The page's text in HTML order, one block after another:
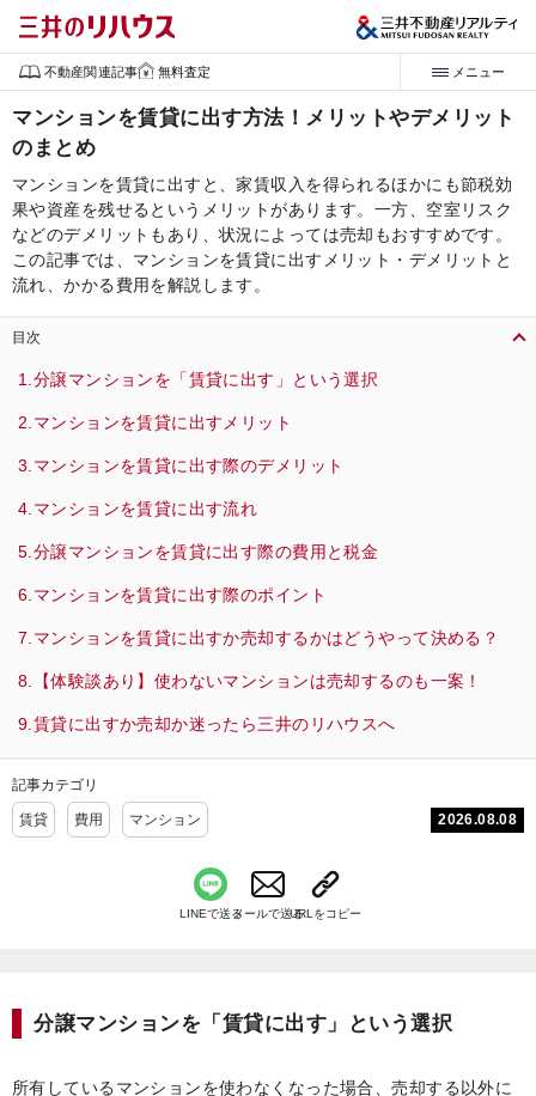
不動産関連記事 無料査定 メニュー
マンションを賃貸に出す方法！メリットやデメリット
のまとめ
マンションを賃貸に出すと、家賃収入を得られるほかにも節税効
果や資産を残せるというメリットがあります。一方、空室リスク
などのデメリットもあり、状況によっては売却もおすすめです。
この記事では、マンションを賃貸に出すメリット・デメリットと
流れ、かかる費用を解説します。
目次
分譲マンションを「賃貸に出す」という選択
マンションを賃貸に出すメリット
マンションを賃貸に出す際のデメリット
マンションを賃貸に出す流れ
分譲マンションを賃貸に出す際の費用と税金
マンションを賃貸に出す際のポイント
マンションを賃貸に出すか売却するかはどうやって決める？
【体験談あり】使わないマンションは売却するのも一案！
賃貸に出すか売却か迷ったら三井のリハウスへ
記事カテゴリ
賃貸 費用 マンション 2026.08.08
LINEで送るメールで送るURLをコピー
分譲マンションを「賃貸に出す」という選択
所有しているマンションを使わなくなった場合、売却する以外に